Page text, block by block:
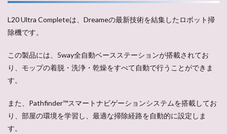
L20 Ultra Completeは、Dreameの最新技術を結集したロボット掃
除機です。
この製品には、5way全自動ベースステーションが搭載されてお
り、モップの着脱・洗浄・乾燥をすべて自動で行うことができま
す。
また、Pathfinder™スマートナビゲーションシステムを搭載してお
り、部屋の環境を学習し、最適な掃除経路を自動的に設定しま
す。